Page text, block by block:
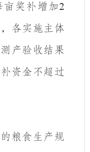
亩奖补增加2
各实施主体
产验收结果
资金不超过
粮食生产规